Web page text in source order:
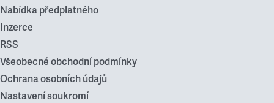
Nabídka předplatného
Inzerce
RSS
Všeobecné obchodní podmínky
Ochrana osobních údajů
Nastavení soukromí